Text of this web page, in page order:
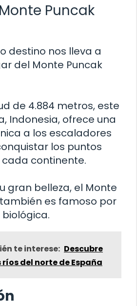
Puncak
destino nos lleva a
del Monte Puncak
de 4.884 metros, este
Indonesia, ofrece una
a los escaladores
los puntos
continente.
gran belleza, el Monte
es famoso por
te interese: Descubre
del norte de España